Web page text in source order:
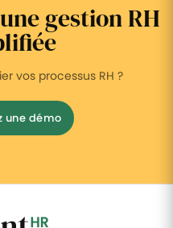
gestion RH
vos processus RH ?
une démo